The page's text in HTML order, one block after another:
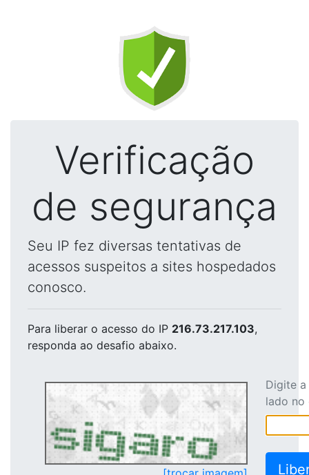
Verificação
de segurança
Seu IP fez diversas tentativas de
acessos suspeitos a sites hospedados
conosco.
Para liberar o acesso do IP 216.73.217.103,
responda ao desafio abaixo.
Digite
lado no